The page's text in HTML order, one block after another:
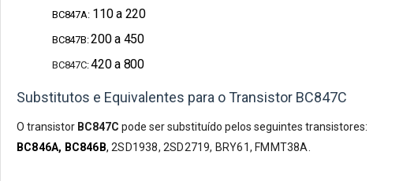
BC847A: 110 a 220
BC847B:200 a 450
BC847C:420 a 800
Substitutos e Equivalentes para o Transistor BC847C
O transistor BC847C pode ser substituído pelos seguintes transistores:
BC846A, BC846B,2SD1938, 2SD2719, BRY61, FMMT38A.